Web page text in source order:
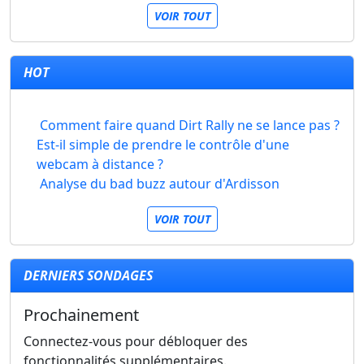
VOIR TOUT
HOT
Comment faire quand Dirt Rally ne se lance pas ?
Est-il simple de prendre le contrôle d'une
webcam à distance ?
Analyse du bad buzz autour d'Ardisson
VOIR TOUT
DERNIERS SONDAGES
Prochainement
Connectez-vous pour débloquer des